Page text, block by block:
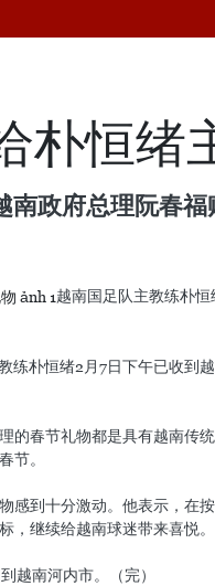
朴恒绪
政府总理阮春福
越南国足队主教练朴
朴恒绪2月7日下午已收到
的春节礼物都是具有越南传
节。
感到十分激动。他表示，在
，继续给越南球迷带来喜悦。
越南河内市。（完）